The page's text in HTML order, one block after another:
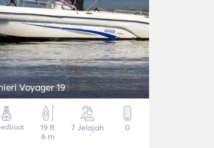
Voyager 19
19 ft
6 m
7 Jelajah 0